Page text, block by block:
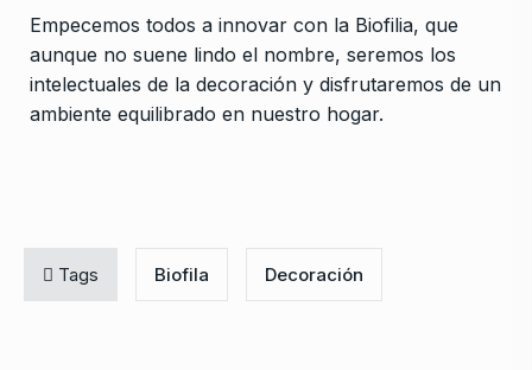
Empecemos todos a innovar con la Biofilia, que
aunque no suene lindo el nombre, seremos los
intelectuales de la decoración y disfrutaremos de un
ambiente equilibrado en nuestro hogar.
Tags Biofila Decoración